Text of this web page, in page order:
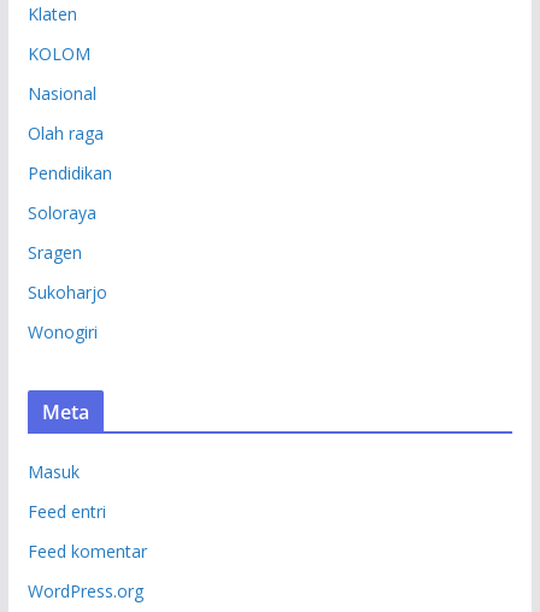
Klaten
KOLOM
Nasional
Olah raga
Pendidikan
Soloraya
Sragen
Sukoharjo
Wonogiri
Meta
Masuk
Feed entri
Feed komentar
WordPress.org